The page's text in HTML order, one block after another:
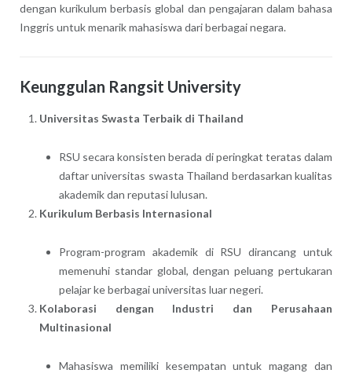
dengan kurikulum berbasis global dan pengajaran dalam bahasa
Inggris untuk menarik mahasiswa dari berbagai negara.
Keunggulan Rangsit University
Universitas Swasta Terbaik di Thailand
RSU secara konsisten berada di peringkat teratas dalam
daftar universitas swasta Thailand berdasarkan kualitas
akademik dan reputasi lulusan.
Kurikulum Berbasis Internasional
Program-program akademik di RSU dirancang untuk
memenuhi standar global, dengan peluang pertukaran
pelajar ke berbagai universitas luar negeri.
Kolaborasi dengan Industri dan Perusahaan
Multinasional
Mahasiswa memiliki kesempatan untuk magang dan